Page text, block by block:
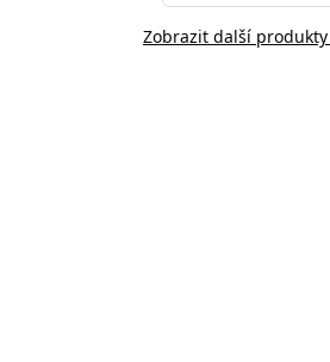
Zobrazit další